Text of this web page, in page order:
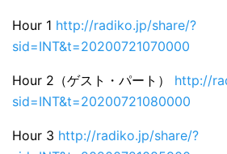
Hour 1 http://radiko.jp/share/?
sid=INT&t=20200721070000
Hour 2（ゲスト・パート） http://
sid=INT&t=20200721080000
Hour 3 http://radiko.jp/share/?